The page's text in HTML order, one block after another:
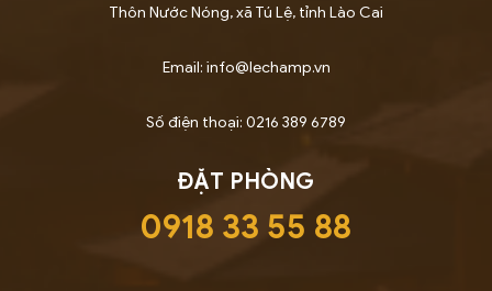
Thôn Nước Nóng, xã Tú Lệ, tỉnh Lào Cai
Email: info@lechamp.vn
Số điện thoại: 0216 389 6789
ĐẶT PHÒNG
0918 33 55 88